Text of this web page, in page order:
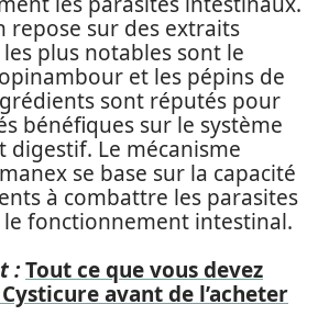
repose sur des extraits
plus notables sont le
et les pépins de
sont réputés pour
bénéfiques sur le système
Le mécanisme
se base sur la capacité
à combattre les parasites
fonctionnement intestinal.
:Tout ce que vous devez
avant de l’acheter